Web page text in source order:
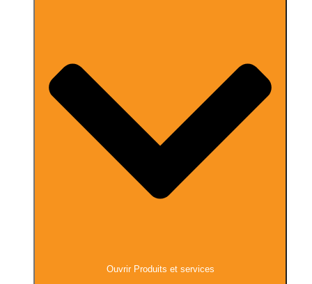
Ouvrir Produits et services